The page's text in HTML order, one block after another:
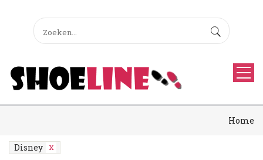
Home
Disney